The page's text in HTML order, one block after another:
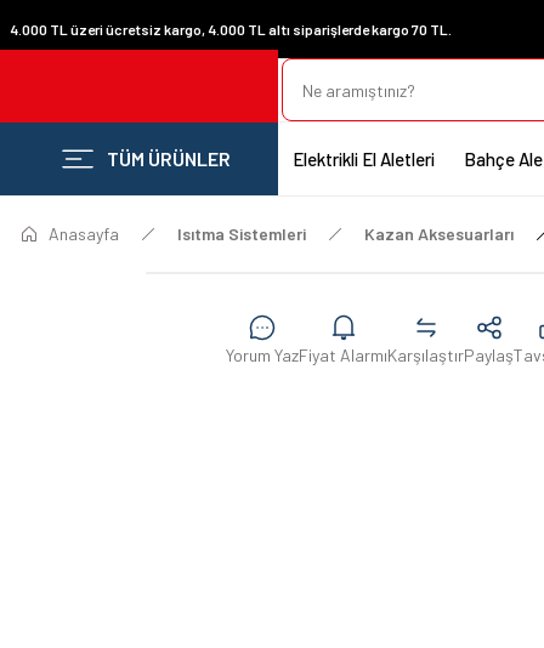
4.000 TL üzeri ücretsiz kargo, 4.000 TL altı siparişlerde kargo 70 TL.
TÜM ÜRÜNLER Elektrikli El Aletleri Bahçe
Anasayfa Isıtma Sistemleri Kazan Aksesuarları
Yorum YazFiyat AlarmıKarşılaştırPaylaş